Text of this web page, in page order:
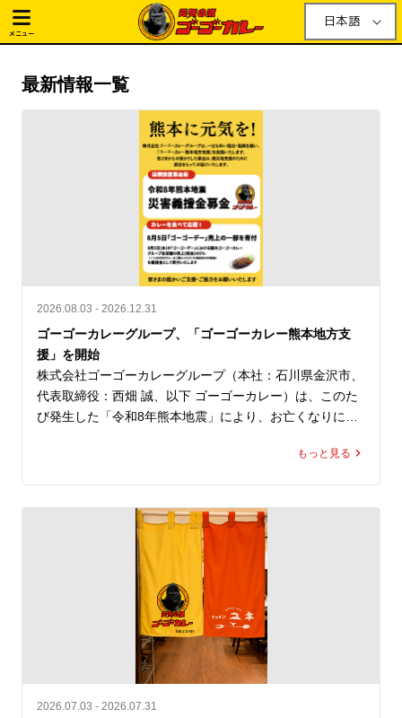
メニュー
日本語
最新情報一覧
2026.08.03 - 2026.12.31
ゴーゴーカレーグループ、「ゴーゴーカレー熊本地方支
援」を開始
株式会社ゴーゴーカレーグループ（本社：石川県金沢市、
代表取締役：西畑 誠、以下 ゴーゴーカレー）は、このた
び発生した「令和8年熊本地震」により、お亡くなりにな
に、被災された皆さま、そのご家族、ご関係者の皆さまに
また、被災地で救助・復旧活動に尽力されている行政・自
治体・医療関係者・ボランティアの皆さまへ深く敬意を表
ゴーゴーカレーは、一日も早い復旧・復興を願い、「ゴー
ゴーカレー熊本地方支援」を実施いたします。
支援内容
もっと見る
2026.07.03 - 2026.07.31